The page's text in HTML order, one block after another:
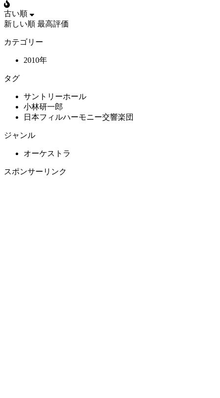
古い順
新しい順 最高評価
カテゴリー
2010年
タグ
サントリーホール
小林研一郎
日本フィルハーモニー交響楽団
ジャンル
オーケストラ
スポンサーリンク